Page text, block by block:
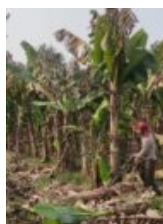
सिराहाको औरहीमा जेन-जी भेला सम्पन्न